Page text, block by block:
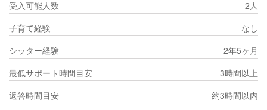
受入可能人数
2人
子育て経験
なし
シッター経験
2年5ヶ月
最低サポート時間目安
3時間以上
返答時間目安
約3時間以内